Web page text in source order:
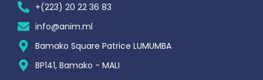
+(223) 20 22 36 83
info@anim.ml
Bamako Square Patrice LUMUMBA
BP141, Bamako - MALI